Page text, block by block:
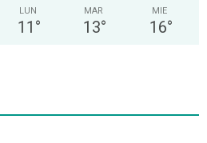
LUN
11 °
MAR
13°
MIE
16°